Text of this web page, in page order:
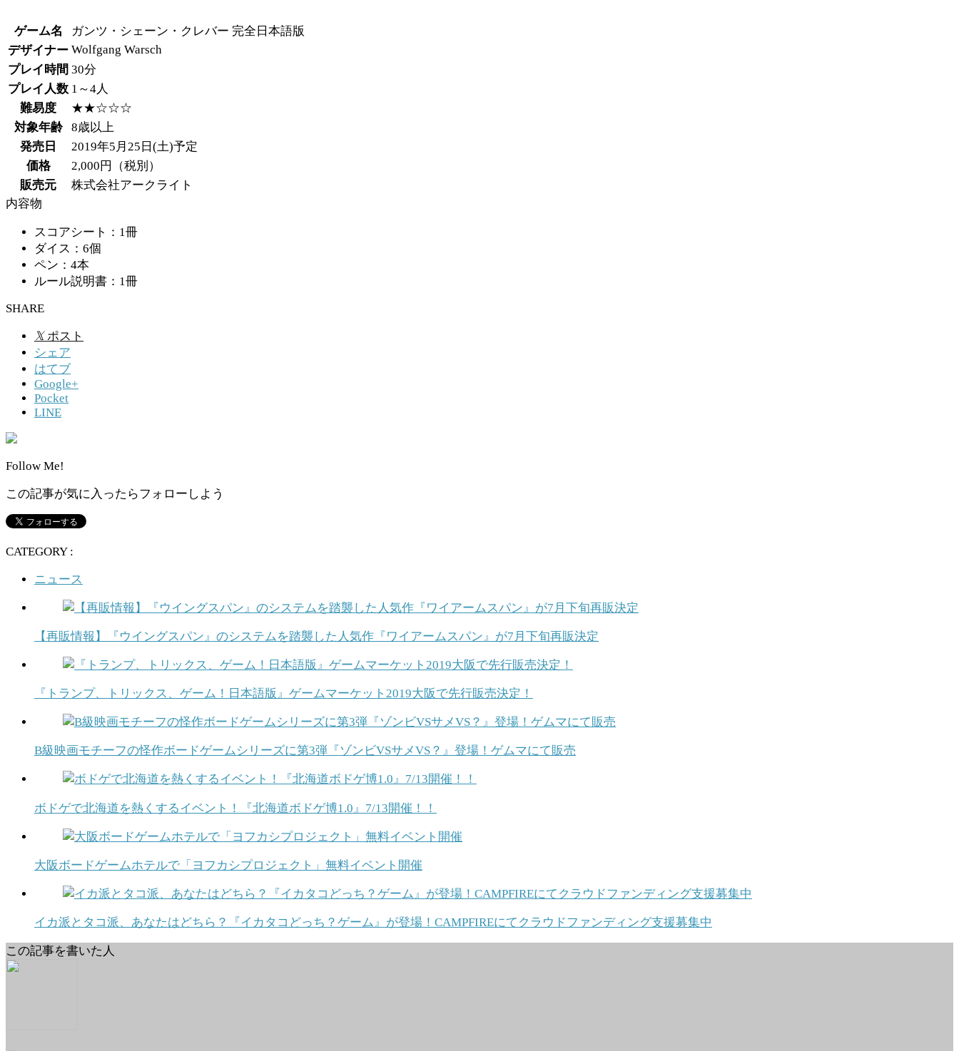
ゲーム名
ガンツ・シェーン・クレバー 完全日本語版
デザイナー Wolfgang Warsch
プレイ時間 30分
プレイ人数 1～4人
難易度
★★☆☆☆
対象年齢
8歳以上
発売日
2019年5月25日(土)予定
価格
2,000円（税別）
販売元
株式会社アークライト
内容物
スコアシート：1冊
ダイス：6個
ペン：4本
ルール説明書：1冊
SHARE
𝕏 ポスト
シェア
はてブ
Google+
Pocket
LINE
Follow Me!
この記事が気に入ったらフォローしよう
CATEGORY :
ニュース
【再販情報】『ウイングスパン』のシステムを踏襲した人気作『ワイアームスパン』が7月下旬再販決定
『トランプ、トリックス、ゲーム！日本語版』ゲームマーケット2019大阪で先行販売決定！
B級映画モチーフの怪作ボードゲームシリーズに第3弾『ゾンビVSサメVS？』登場！ゲムマにて販売
ボドゲで北海道を熱くするイベント！『北海道ボドゲ博1.0』7/13開催！！
大阪ボードゲームホテルで「ヨフカシプロジェクト」無料イベント開催
イカ派とタコ派、あなたはどちら？『イカタコどっち？ゲーム』が登場！CAMPFIREにてクラウドファンディング支援募集中
この記事を書いた人